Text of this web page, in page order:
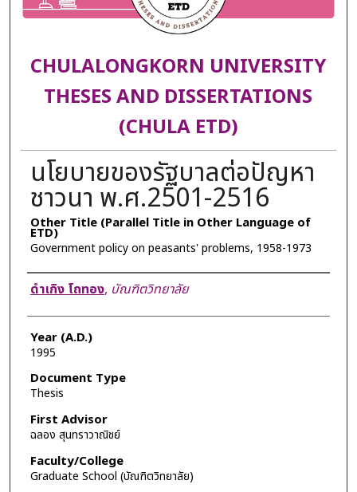
CHULALONGKORN UNIVERSITY
THESES AND DISSERTATIONS
(CHULA ETD)
นโยบายของรัฐบาลต่อปัญหา
ชาวนา พ.ศ.2501-2516
Other Title (Parallel Title in Other Language of
ETD)
Government policy on peasants' problems, 1958-1973
Author
ดำเกิง โถทอง, บัณฑิตวิทยาลัย
Year (A.D.)
1995
Document Type
Thesis
First Advisor
ฉลอง สุนทราวาณิชย์
Faculty/College
Graduate School (บัณฑิตวิทยาลัย)